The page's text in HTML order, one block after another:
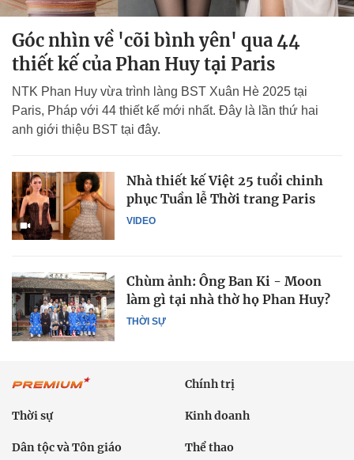
Góc nhìn về 'cõi bình yên' qua 44
thiết kế của Phan Huy tại Paris
NTK Phan Huy vừa trình làng BST Xuân Hè 2025 tại
Paris, Pháp với 44 thiết kế mới nhất. Đây là lần thứ hai
anh giới thiệu BST tại đây.
VIDEO
Nhà thiết kế Việt 25 tuổi chinh
phục Tuần lễ Thời trang Paris
THỜI SỰ
Chùm ảnh: Ông Ban Ki - Moon
làm gì tại nhà thờ họ Phan Huy?
Chính trị
Thời sự Kinh doanh
Dân tộc và Tôn giáo Thể thao